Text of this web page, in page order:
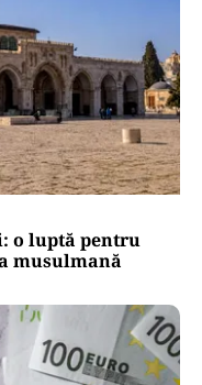
o luptă pentru
musulmană